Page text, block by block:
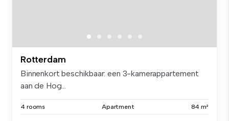
Rotterdam
Binnenkort beschikbaar: een 3-kamerappartement
aan de Hog...
4 rooms Apartment 84 m²